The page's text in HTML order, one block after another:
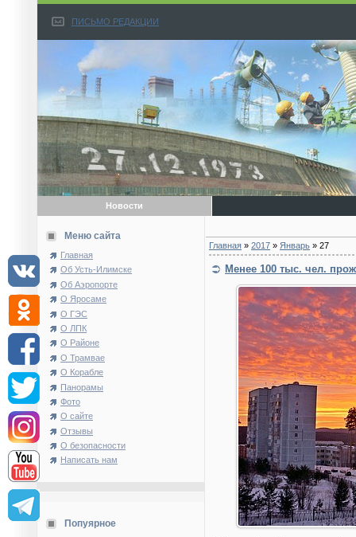
ПИСЬМО РЕДАКЦИИ
Новости
Меню сайта
Главная
Об Усть-Илимске
Об Аэропорте
О Яросаме
О ГЭС
О ЛПК
О Районе
О Трамвае
О Корабле
Панорамы
Фото
О сайте
Отзывы
О безопасности
Написать нам
Попуярное
Главная » 2017 » Январь » 27
Менее 100 тыс. чел.